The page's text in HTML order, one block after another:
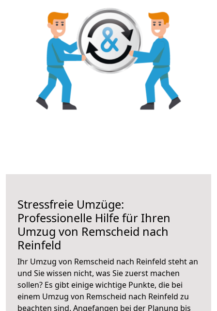
Stressfreie Umzüge:
Professionelle Hilfe für Ihren
Umzug von Remscheid nach
Reinfeld
Ihr Umzug von Remscheid nach Reinfeld steht an
und Sie wissen nicht, was Sie zuerst machen
sollen? Es gibt einige wichtige Punkte, die bei
einem Umzug von Remscheid nach Reinfeld zu
beachten sind. Angefangen bei der Planung bis